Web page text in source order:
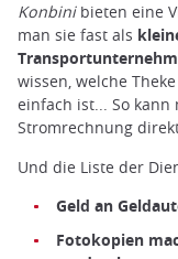
Konbinibieten eine
man sie fast als
wissen, welche
einfach ist... So kann
Stromrechnung
Und die Liste der
Geld an
Fotokopien